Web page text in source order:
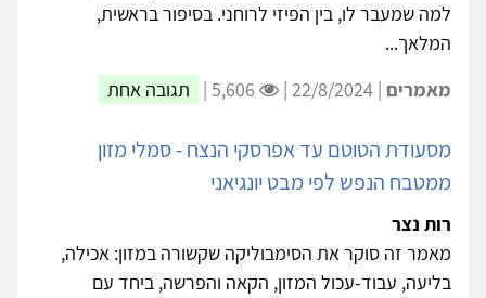
למה שמעבר לו, בין הפיזי לרוחני. בסיפור בראשית,
המלאך...
מאמרים | 22/8/2024 | תגובה אחת
מסעודת הטוטם עד אפרסקי הנצח - סמלי מזון
ממטבח הנפש לפי מבט יונגיאני
רות נצר
מאמר זה סוקר את הסימבוליקה שקשורה במזון: אכילה,
בליעה, עבוד-עכול המזון, הקאה והפרשה, ביחד עם